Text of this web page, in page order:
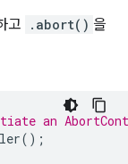
고 .abort() 을
an
();